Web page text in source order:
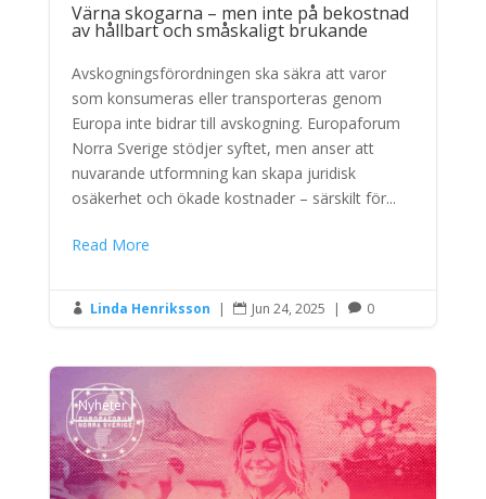
Värna skogarna – men inte på bekostnad
av hållbart och småskaligt brukande
Avskogningsförordningen ska säkra att varor
som konsumeras eller transporteras genom
Europa inte bidrar till avskogning. Europaforum
Norra Sverige stödjer syftet, men anser att
nuvarande utformning kan skapa juridisk
osäkerhet och ökade kostnader – särskilt för...
Read More
 Linda Henriksson |  Jun 24, 2025 |  0
Nyheter